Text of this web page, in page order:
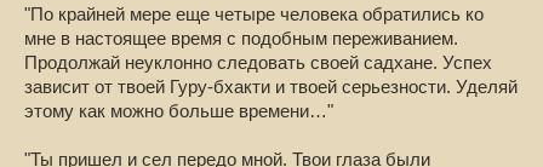
"По крайней мере еще четыре человека обратились ко
мне в настоящее время с подобным переживанием.
Продолжай неуклонно следовать своей садхане. Успех
зависит от твоей Гуру-бхакти и твоей серьезности. Уделяй
этому как можно больше времени…"
"Ты пришел и сел передо мной. Твои глаза были